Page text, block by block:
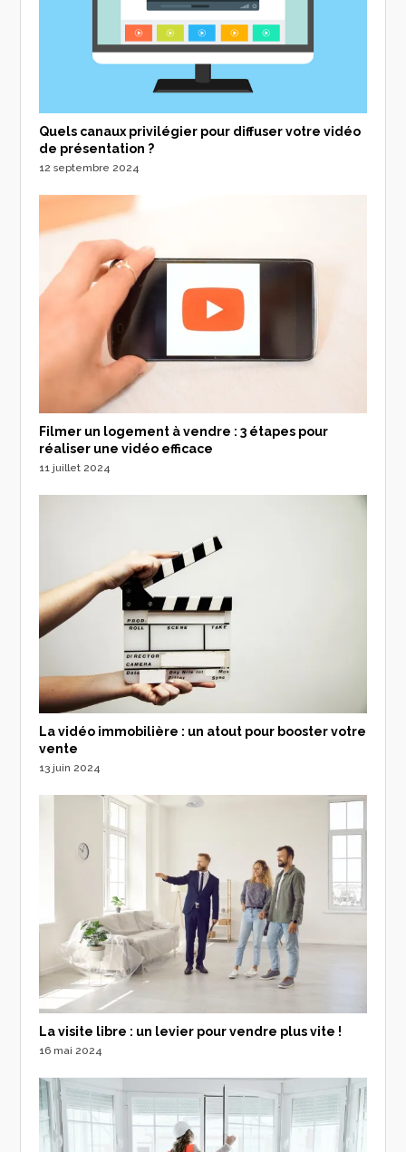
Quels canaux privilégier pour diffuser votre vidéo
de présentation ?
12 septembre 2024
Filmer un logement à vendre : 3 étapes pour
réaliser une vidéo efficace
11 juillet 2024
La vidéo immobilière : un atout pour booster votre
vente
13 juin 2024
La visite libre : un levier pour vendre plus vite !
16 mai 2024